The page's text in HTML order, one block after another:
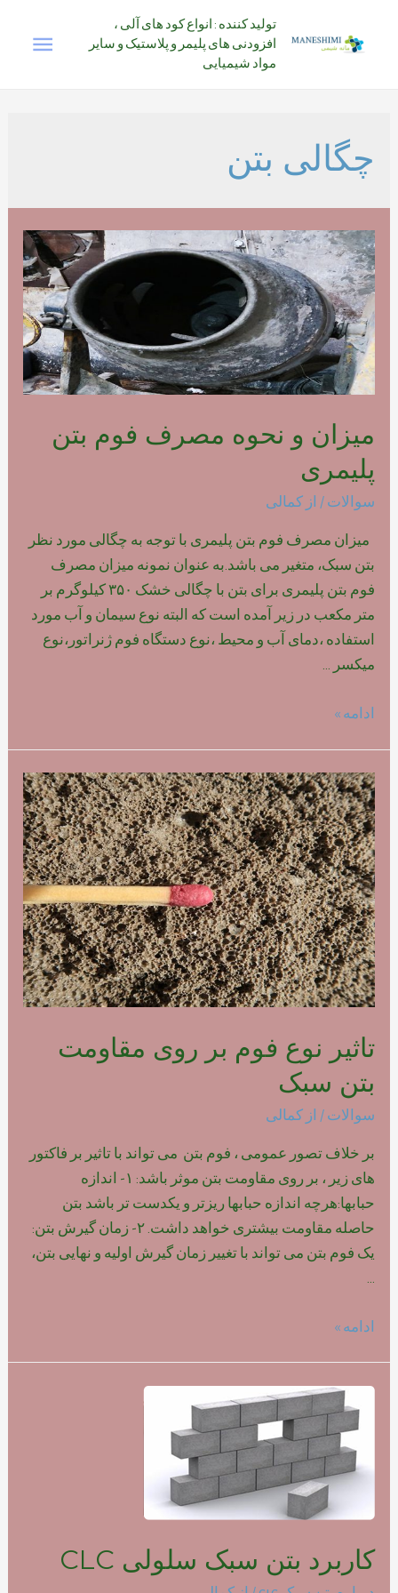
تولید کننده : انواع کود های آلی ،
افزودنی های پلیمر و پلاستیک و سایر
مواد شیمیایی
چگالی بتن
میزان و نحوه مصرف فوم بتن
پلیمری
سوالات / از کمالی
میزان مصرف فوم بتن پلیمری با توجه به چگالی مورد نظر
بتن سبک، متغیر می باشد.به عنوان نمونه میزان مصرف
فوم بتن پلیمری برای بتن با چگالی خشک ۳۵۰ کیلوگرم بر
متر مکعب در زیر آمده است که البته نوع سیمان و آب مورد
استفاده ،دمای آب و محیط ،نوع دستگاه فوم ژنراتور،نوع
میکسر …
میزان
مصرف
فوم
بتن
پلیمری
ادامه »
تاثیر نوع فوم بر روی مقاومت
بتن سبک
سوالات / از کمالی
بر خلاف تصور عمومی ، فوم بتن می تواند با تاثیر بر فاکتور
های زیر ، بر روی مقاومت بتن موثر باشد: ۱- اندازه
حبابها:هرچه اندازه حبابها ریزتر و یکدست تر باشد بتن
حاصله مقاومت بیشتری خواهد داشت. ۲- زمان گیرش بتن:
یک فوم بتن می تواند با تغییر زمان گیرش اولیه و نهایی بتن،
تاثیر
روی
مقاومت
بتن
ادامه »
کاربرد بتن سبک سلولی CLC